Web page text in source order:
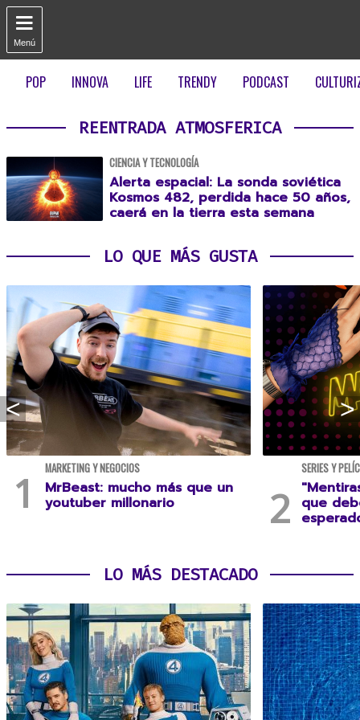

Menú
POP INNOVA LIFE TRENDY PODCAST
REENTRADA ATMOSFERICA
CIENCIA Y TECNOLOGÍA
Alerta espacial: La sonda soviética
Kosmos 482, perdida hace 50 años,
caerá en la tierra esta semana
LO QUE MÁS GUSTA
MARKETING Y NEGOCIOS
MrBeast: mucho más que un
youtuber millonario
SERIES Y
que
LO MÁS DESTACADO